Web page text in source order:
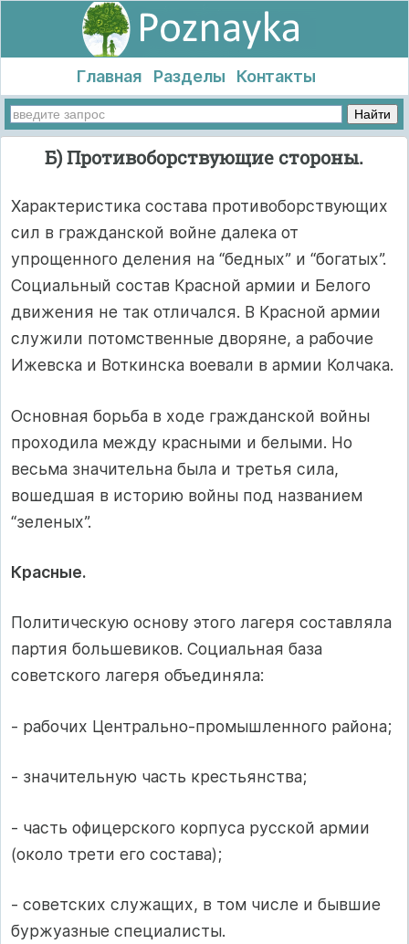
Главная Разделы Контакты
Б) Противоборствующие стороны.
Характеристика состава противоборствующих
сил в гражданской войне далека от
упрощенного деления на “бедных” и “богатых”.
Социальный состав Красной армии и Белого
движения не так отличался. В Красной армии
служили потомственные дворяне, а рабочие
Ижевска и Воткинска воевали в армии Колчака.
Основная борьба в ходе гражданской войны
проходила между красными и белыми. Но
весьма значительна была и третья сила,
вошедшая в историю войны под названием
“зеленых”.
Красные.
Политическую основу этого лагеря составляла
партия большевиков. Социальная база
советского лагеря объединяла:
- рабочих Центрально-промышленного района;
- значительную часть крестьянства;
- часть офицерского корпуса русской армии
(около трети его состава);
- советских служащих, в том числе и бывшие
буржуазные специалисты.